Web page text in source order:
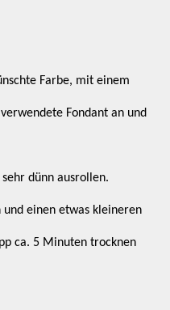
Farbe, mit einem
Fondant an und
dünn ausrollen.
einen etwas kleineren
ca. 5 Minuten trocknen